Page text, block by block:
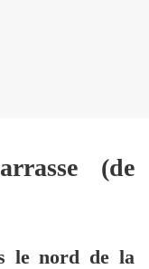
(de
le nord de la